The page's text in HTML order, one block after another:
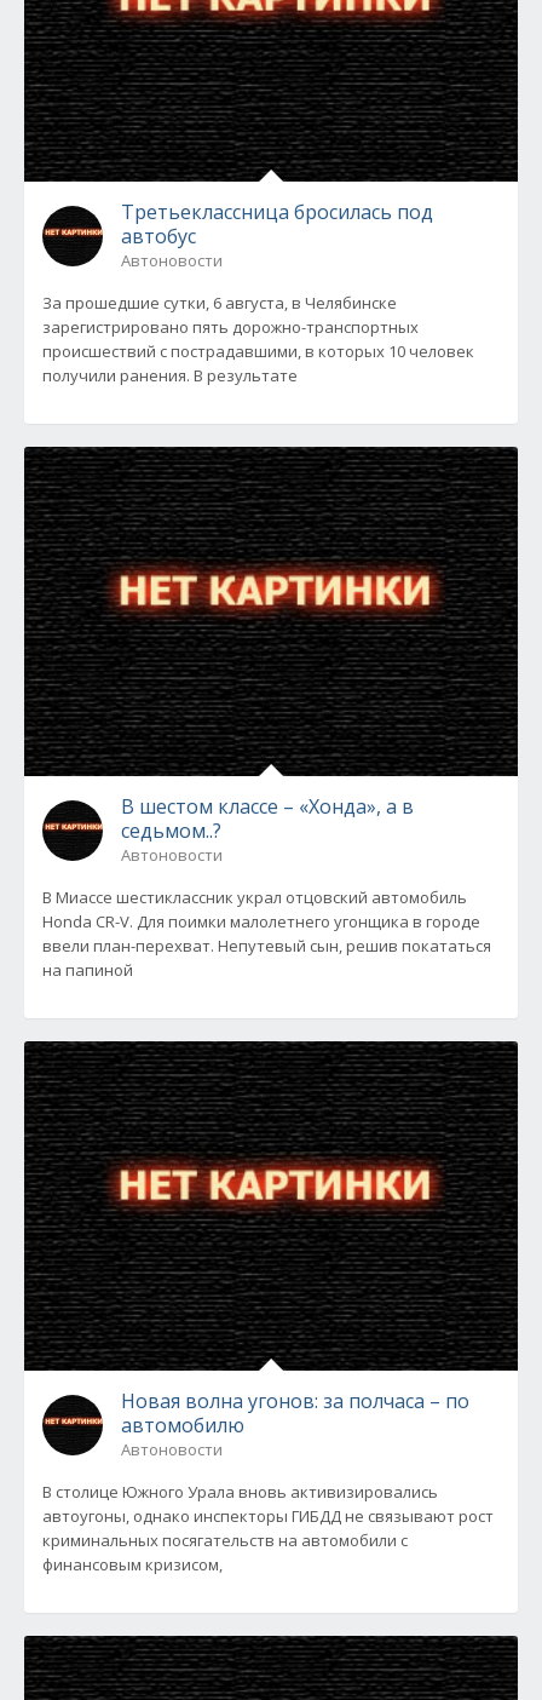
Третьеклассница бросилась под
автобус
Автоновости
За прошедшие сутки, 6 августа, в Челябинске
зарегистрировано пять дорожно-транспортных
происшествий с пострадавшими, в которых 10 человек
получили ранения. В результате
В шестом классе – «Хонда», а в
седьмом..?
Автоновости
В Миассе шестиклассник украл отцовский автомобиль
Honda CR-V. Для поимки малолетнего угонщика в городе
ввели план-перехват. Непутевый сын, решив покататься
на папиной
Новая волна угонов: за полчаса – по
автомобилю
Автоновости
В столице Южного Урала вновь активизировались
автоугоны, однако инспекторы ГИБДД не связывают рост
криминальных посягательств на автомобили с
финансовым кризисом,